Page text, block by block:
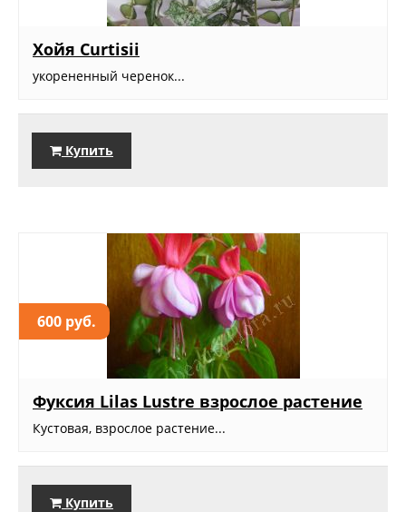
Хойя Curtisii
укорененный черенок...
Купить
600 руб.
Фуксия Lilas Lustre взрослое растение
Кустовая, взрослое растение...
Купить